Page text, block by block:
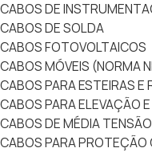
CABOS DE
CABOS DE SOLDA
CABOS FOTOVOLTAICOS
CABOS MÓVEIS (NORMA
CABOS PARA ESTEIRAS E
CABOS PARA ELEVAÇÃO
CABOS DE MÉDIA
CABOS PARA